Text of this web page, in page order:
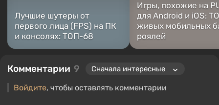
Лучшие шутеры от
первого лица (FPS) на ПК
и консолях: ТОП-68
Игры, похожие на
для Android и iOS:
живых мобильных
роялей
Комментарии 9
Войдите, чтобы оставлять комментарии